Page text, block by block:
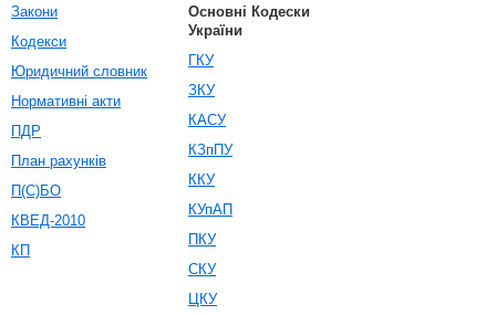
Закони
Кодекси
Юридичний словник
Нормативні акти
ПДР
План рахунків
П(С)БО
КВЕД-2010
КП
Основні Кодески
України
ГКУ
ЗКУ
КАСУ
КЗпПУ
ККУ
КУпАП
ПКУ
СКУ
ЦКУ